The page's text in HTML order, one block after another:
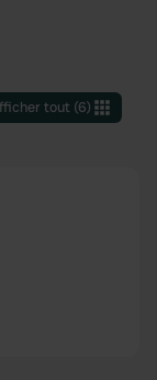
tout(6)